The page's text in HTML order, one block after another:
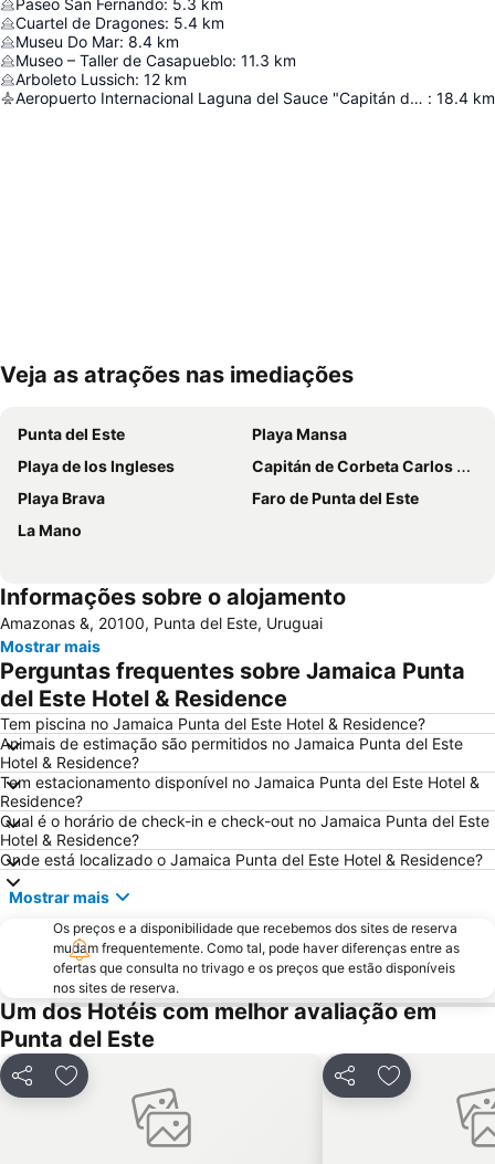
Paseo San Fernando: 5.3 km
Cuartel de Dragones: 5.4 km
Museu Do Mar: 8.4 km
Museo – Taller de Casapueblo: 11.3 km
Arboleto Lussich: 12 km
Aeropuerto Internacional Laguna del Sauce "Capitán de Corbeta Carlos Curbelo" : 18.4 km
Ampliar mapa
Veja as atrações nas imediações
Punta del Este
Playa Mansa
Playa de los Ingleses
Capitán de Corbeta Carlos A. Curbelo International Airport
Playa Brava
Faro de Punta del Este
La Mano
Informações sobre o alojamento
Amazonas &, 20100, Punta del Este, Uruguai
Mostrar mais
Perguntas frequentes sobre Jamaica Punta
del Este Hotel & Residence
Tem piscina no Jamaica Punta del Este Hotel & Residence?
Animais de estimação são permitidos no Jamaica Punta del Este
Hotel & Residence?
Tem estacionamento disponível no Jamaica Punta del Este Hotel &
Residence?
Qual é o horário de check-in e check-out no Jamaica Punta del Este
Hotel & Residence?
Onde está localizado o Jamaica Punta del Este Hotel & Residence?
Mostrar mais
Os preços e a disponibilidade que recebemos dos sites de reserva
mudam frequentemente. Como tal, pode haver diferenças entre as
ofertas que consulta no trivago e os preços que estão disponíveis
nos sites de reserva.
Um dos Hotéis com melhor avaliação em
Punta del Este
PartilharAdicionar aos favoritos PartilharAdicionar